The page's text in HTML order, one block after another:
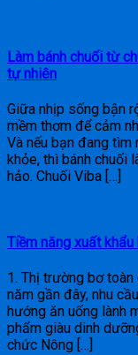
Làm bánh chuối từ
tự nhiên
Giữa nhịp sống bận
mềm thơm để cảm
Và nếu bạn đang
khỏe, thì bánh chuối
hảo. Chuối Viba […]
Tiềm năng xuất
1. Thị trường bơ
năm gần đây, nhu
hướng ăn uống lành
phẩm giàu dinh
chức Nông […]